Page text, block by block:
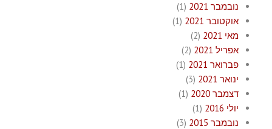
נובמבר 2021
(1)
אוקטובר 2021
(1)
מאי 2021
(2)
אפריל 2021
(2)
פברואר 2021
(1)
ינואר 2021
(3)
דצמבר 2020
(1)
יולי 2016
(1)
נובמבר 2015
(3)